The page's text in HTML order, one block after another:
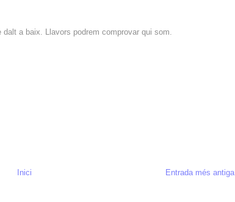
a baix. Llavors podrem comprovar qui som.
Entrada més antiga
Inici